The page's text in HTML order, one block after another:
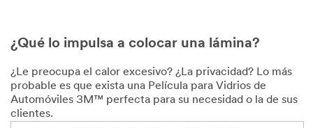
¿Qué lo impulsa a colocar una lámina?
¿Le preocupa el calor excesivo? ¿La privacidad? Lo más
probable es que exista una Película para Vidrios de
Automóviles 3M™ perfecta para su necesidad o la de sus
clientes.